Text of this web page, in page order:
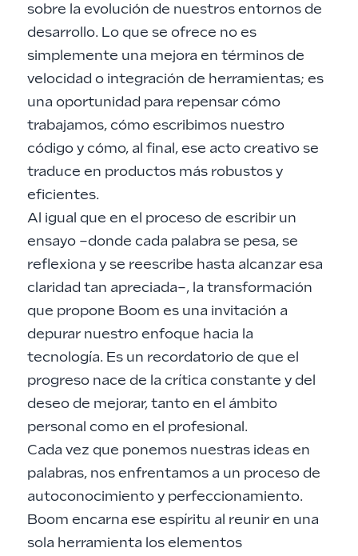
sobre la evolución de nuestros entornos de
desarrollo. Lo que se ofrece no es
simplemente una mejora en términos de
velocidad o integración de herramientas; es
una oportunidad para repensar cómo
trabajamos, cómo escribimos nuestro
código y cómo, al final, ese acto creativo se
traduce en productos más robustos y
eficientes.
Al igual que en el proceso de escribir un
ensayo –donde cada palabra se pesa, se
reflexiona y se reescribe hasta alcanzar esa
claridad tan apreciada–, la transformación
que propone Boom es una invitación a
depurar nuestro enfoque hacia la
tecnología. Es un recordatorio de que el
progreso nace de la crítica constante y del
deseo de mejorar, tanto en el ámbito
personal como en el profesional.
Cada vez que ponemos nuestras ideas en
palabras, nos enfrentamos a un proceso de
autoconocimiento y perfeccionamiento.
Boom encarna ese espíritu al reunir en una
sola herramienta los elementos